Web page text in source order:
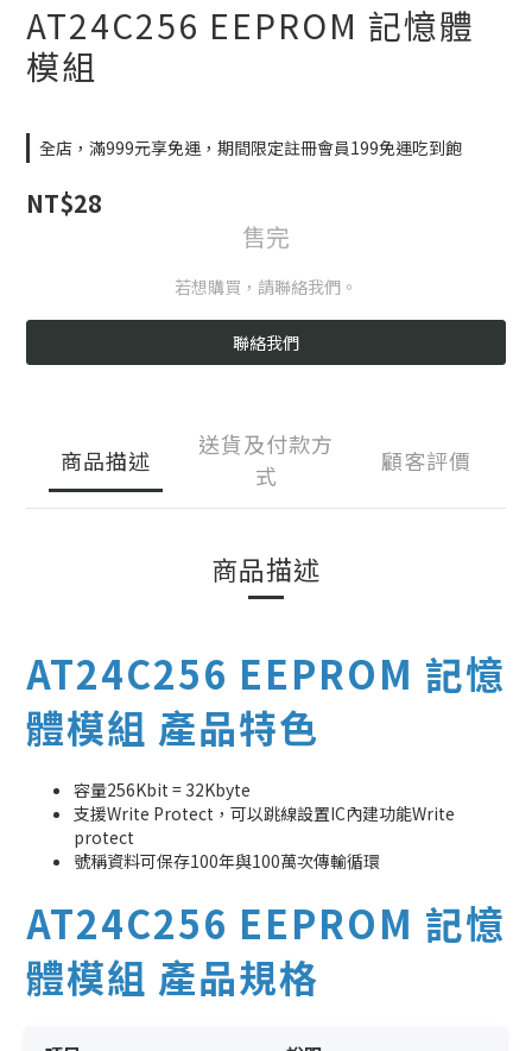
AT24C256 EEPROM 記憶體
模組
全店，滿999元享免運，期間限定註冊會員199免運吃到飽
NT$28
售完
若想購買，請聯絡我們。
聯絡我們
商品描述
送貨及付款方
式
顧客評價
商品描述
AT24C256 EEPROM 記憶
體模組 產品特色
容量256Kbit = 32Kbyte
支援Write Protect，可以跳線設置IC內建功能Write
protect
號稱資料可保存100年與100萬次傳輸循環
AT24C256 EEPROM 記憶
體模組 產品規格